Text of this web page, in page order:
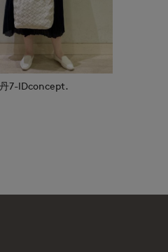
7-IDconcept.